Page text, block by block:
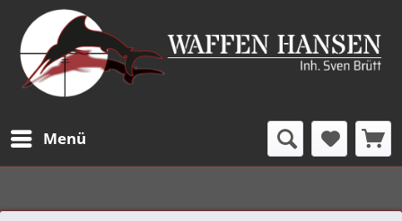
Menü